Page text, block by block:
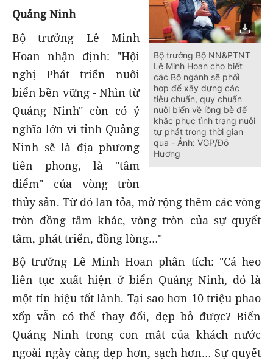
Bộ trưởng Bộ NN&PTNT
Lê Minh Hoan cho biết
các Bộ ngành sẽ phối
hợp để xây dựng các
tiêu chuẩn, quy chuẩn
nuôi biển về lồng bè để
khắc phục tình trạng nuôi
tự phát trong thời gian
qua - Ảnh: VGP/Đỗ
Hương
Quảng Ninh
Bộ trưởng Lê Minh
Hoan nhận định: "Hội
nghị Phát triển nuôi
biển bền vững - Nhìn từ
Quảng Ninh" còn có ý
nghĩa lớn vì tỉnh Quảng
Ninh sẽ là địa phương
tiên phong, là "tâm
điểm" của vòng tròn
thủy sản. Từ đó lan tỏa, mở rộng thêm các vòng
tròn đồng tâm khác, vòng tròn của sự quyết
tâm, phát triển, đồng lòng…"
Bộ trưởng Lê Minh Hoan phân tích: "Cá heo
liên tục xuất hiện ở biển Quảng Ninh, đó là
một tín hiệu tốt lành. Tại sao hơn 10 triệu phao
xốp vẫn có thể thay đổi, dẹp bỏ được? Biển
Quảng Ninh trong con mắt của khách nước
ngoài ngày càng đẹp hơn, sạch hơn… Sự quyết